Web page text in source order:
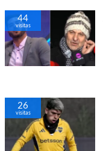
44
visitas
26
visitas